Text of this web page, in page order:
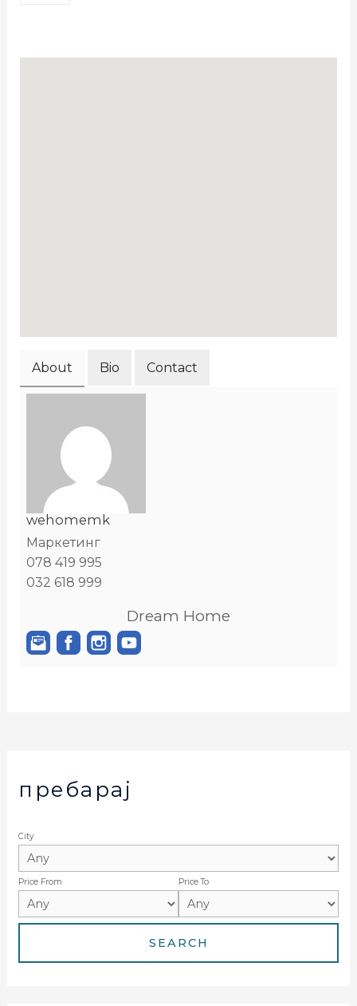
About Bio Contact
wehomemk
Маркетинг
078 419 995
032 618 999
Dream Home
пребарај
City
Price From Price To